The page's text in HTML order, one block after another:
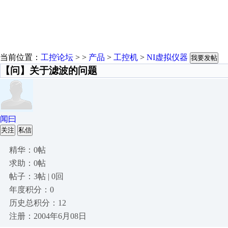
当前位置： 工控论坛 > > 产品 > 工控机 > NI虚拟仪器 我要发帖
【问】关于滤波的问题
闻曰
关注 私信
精华：0帖
求助：0帖
帖子：3帖 | 0回
年度积分：0
历史总积分：12
注册：2004年6月08日